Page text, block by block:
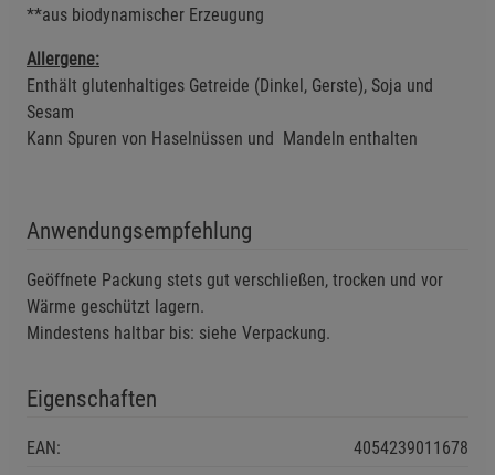
**aus biodynamischer Erzeugung
Allergene:
Enthält glutenhaltiges Getreide (Dinkel, Gerste), Soja und
Sesam
Kann Spuren von Haselnüssen und Mandeln enthalten
Anwendungsempfehlung
Geöffnete Packung stets gut verschließen, trocken und vor
Wärme geschützt lagern.
Mindestens haltbar bis: siehe Verpackung.
Eigenschaften
EAN:
4054239011678
Notwendige Cookies (5)
Beschreibung Notwendige Cookies
Funktionale Cookies (1)
Beschreibung Funktionale Cookies
Cookie-Informationen
Statistik Cookies (2)
Beschreibung Statistik Cookies